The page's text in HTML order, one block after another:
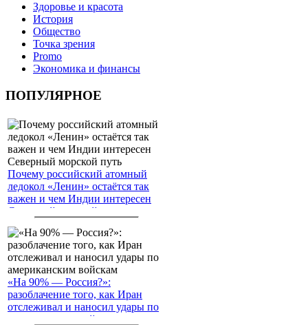
Здоровье и красота
История
Общество
Точка зрения
Promo
Экономика и финансы
ПОПУЛЯРНОЕ
Почему российский атомный
ледокол «Ленин» остаётся так
важен и чем Индии интересен
Северный морской путь
«На 90% — Россия?»:
разоблачение того, как Иран
отслеживал и наносил удары по
американским войскам